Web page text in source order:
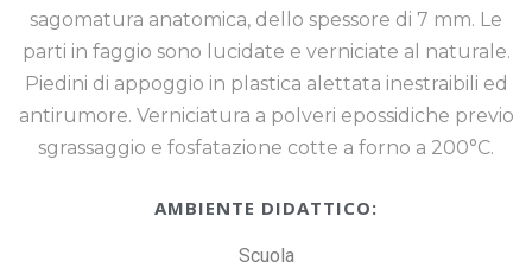
sagomatura anatomica, dello spessore di 7 mm. Le
parti in faggio sono lucidate e verniciate al naturale.
Piedini di appoggio in plastica alettata inestraibili ed
antirumore. Verniciatura a polveri epossidiche previo
sgrassaggio e fosfatazione cotte a forno a 200°C.
AMBIENTE DIDATTICO:
Scuola